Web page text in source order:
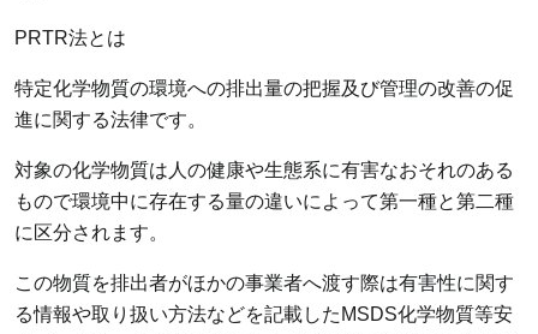
PRTR法とは
特定化学物質の環境への排出量の把握及び管理の改善の促
進に関する法律です。
対象の化学物質は人の健康や生態系に有害なおそれのある
もので環境中に存在する量の違いによって第一種と第二種
に区分されます。
この物質を排出者がほかの事業者へ渡す際は有害性に関す
る情報や取り扱い方法などを記載したMSDS化学物質等安